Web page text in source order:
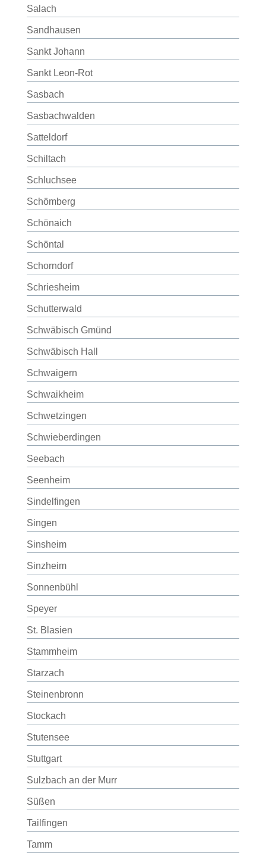
Salach
Sandhausen
Sankt Johann
Sankt Leon-Rot
Sasbach
Sasbachwalden
Satteldorf
Schiltach
Schluchsee
Schömberg
Schönaich
Schöntal
Schorndorf
Schriesheim
Schutterwald
Schwäbisch Gmünd
Schwäbisch Hall
Schwaigern
Schwaikheim
Schwetzingen
Schwieberdingen
Seebach
Seenheim
Sindelfingen
Singen
Sinsheim
Sinzheim
Sonnenbühl
Speyer
St. Blasien
Stammheim
Starzach
Steinenbronn
Stockach
Stutensee
Stuttgart
Sulzbach an der Murr
Süßen
Tailfingen
Tamm